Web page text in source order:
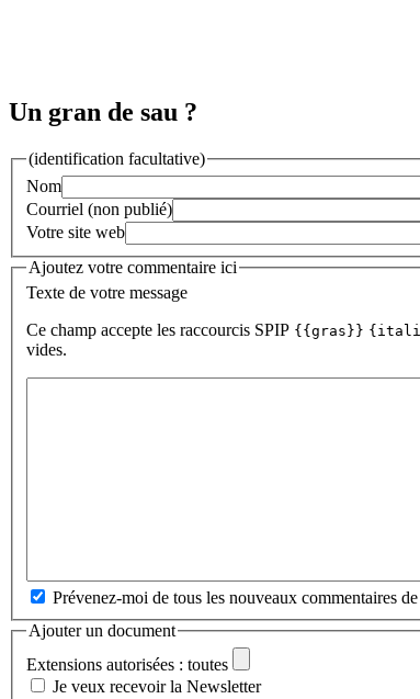
Un gran de sau ?
(identification facultative)
Nom
Courriel (non publié)
Votre site web
Ajoutez votre commentaire ici
Texte de votre message
Ce champ accepte les raccourcis SPIP {{gras}}
vides.
Prévenez-moi de tous les nouveaux commentaires
Ajouter un document
Extensions autorisées : toutes
Je veux recevoir la Newsletter